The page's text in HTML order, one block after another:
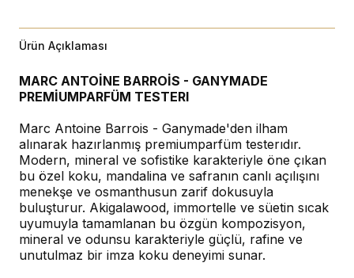
Ürün Açıklaması
MARC ANTOİNE BARROİS - GANYMADE
PREMİUMPARFÜM TESTERI
Marc Antoine Barrois - Ganymade'den ilham
alınarak hazırlanmış premiumparfüm testerıdır.
Modern, mineral ve sofistike karakteriyle öne çıkan
bu özel koku, mandalina ve safranın canlı açılışını
menekşe ve osmanthusun zarif dokusuyla
buluşturur. Akigalawood, immortelle ve süetin sıcak
uyumuyla tamamlanan bu özgün kompozisyon,
mineral ve odunsu karakteriyle güçlü, rafine ve
unutulmaz bir imza koku deneyimi sunar.